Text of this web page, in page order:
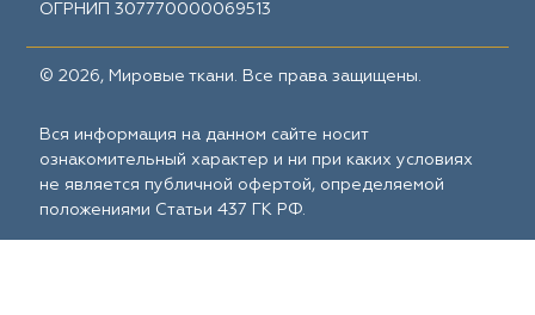
ОГРНИП 307770000069513
© 2026, Мировые ткани. Все права защищены.
Вся информация на данном сайте носит
ознакомительный характер и ни при каких условиях
не является публичной офертой, определяемой
положениями Статьи 437 ГК РФ.